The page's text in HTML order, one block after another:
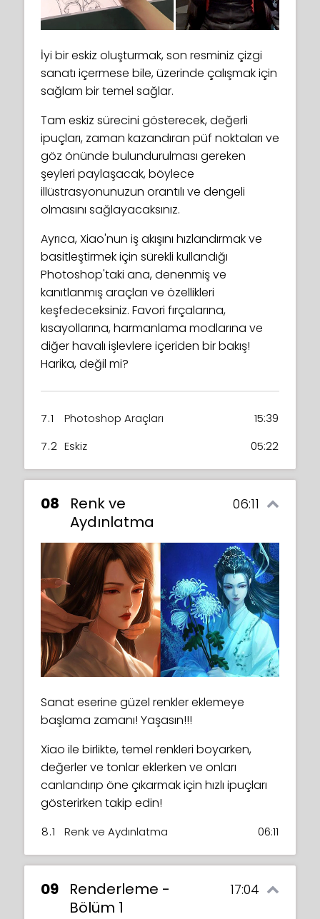
İyi bir eskiz oluşturmak, son resminiz çizgi
sanatı içermese bile, üzerinde çalışmak için
sağlam bir temel sağlar.
Tam eskiz sürecini gösterecek, değerli
ipuçları, zaman kazandıran püf noktaları ve
göz önünde bulundurulması gereken
şeyleri paylaşacak, böylece
illüstrasyonunuzun orantılı ve dengeli
olmasını sağlayacaksınız.
Ayrıca, Xiao'nun iş akışını hızlandırmak ve
basitleştirmek için sürekli kullandığı
Photoshop'taki ana, denenmiş ve
kanıtlanmış araçları ve özellikleri
keşfedeceksiniz. Favori fırçalarına,
kısayollarına, harmanlama modlarına ve
diğer havalı işlevlere içeriden bir bakış!
Harika, değil mi?
7.1 Photoshop Araçları
15:39
7.2 Eskiz 05:22
08
Renk ve
Aydınlatma
06:11
Sanat eserine güzel renkler eklemeye
başlama zamanı! Yaşasın!!!
Xiao ile birlikte, temel renkleri boyarken,
değerler ve tonlar eklerken ve onları
canlandırıp öne çıkarmak için hızlı ipuçları
gösterirken takip edin!
8.1 Renk ve Aydınlatma 06:11
09
Renderleme -
Bölüm 1
17:04